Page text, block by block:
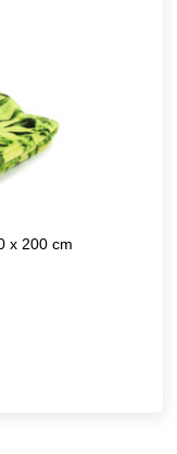
67 x 90 x 110 cm,